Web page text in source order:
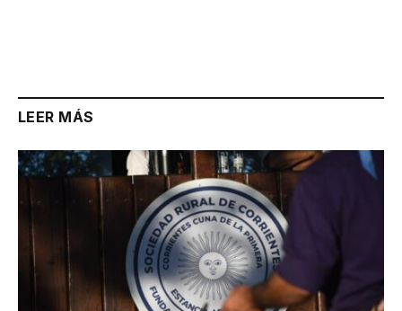
LEER MÁS